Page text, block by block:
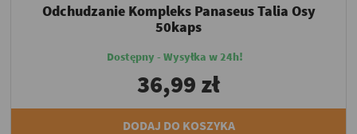
Odchudzanie Kompleks Panaseus Talia Osy
50kaps
Dostępny - Wysyłka w 24h!
36,99 zł
DODAJ DO KOSZYKA